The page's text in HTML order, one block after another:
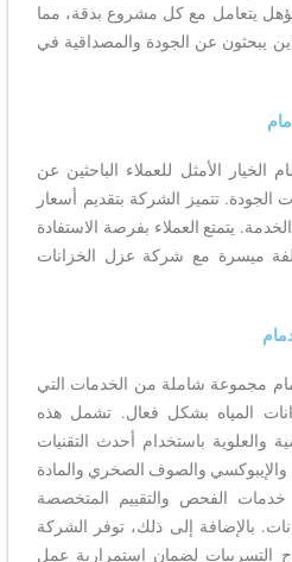
يتعامل مع كل مشروع بدقة، مما
يبحثون عن الجودة والمصداقية في
الأمثل للعملاء الباحثين عن
الجودة. تتميز الشركة بتقديم أسعار
يتمتع العملاء بفرصة الاستفادة
ميسرة مع شركة عزل الخزانات
مجموعة شاملة من الخدمات التي
المياه بشكل فعال. تشمل هذه
والعلوية باستخدام أحدث التقنيات
والإيبوكسي والصوف الصخري والمادة
خدمات الفحص والتقييم المتخصصة
بالإضافة إلى ذلك، توفر الشركة
التسريبات لضمان استمرارية عمل